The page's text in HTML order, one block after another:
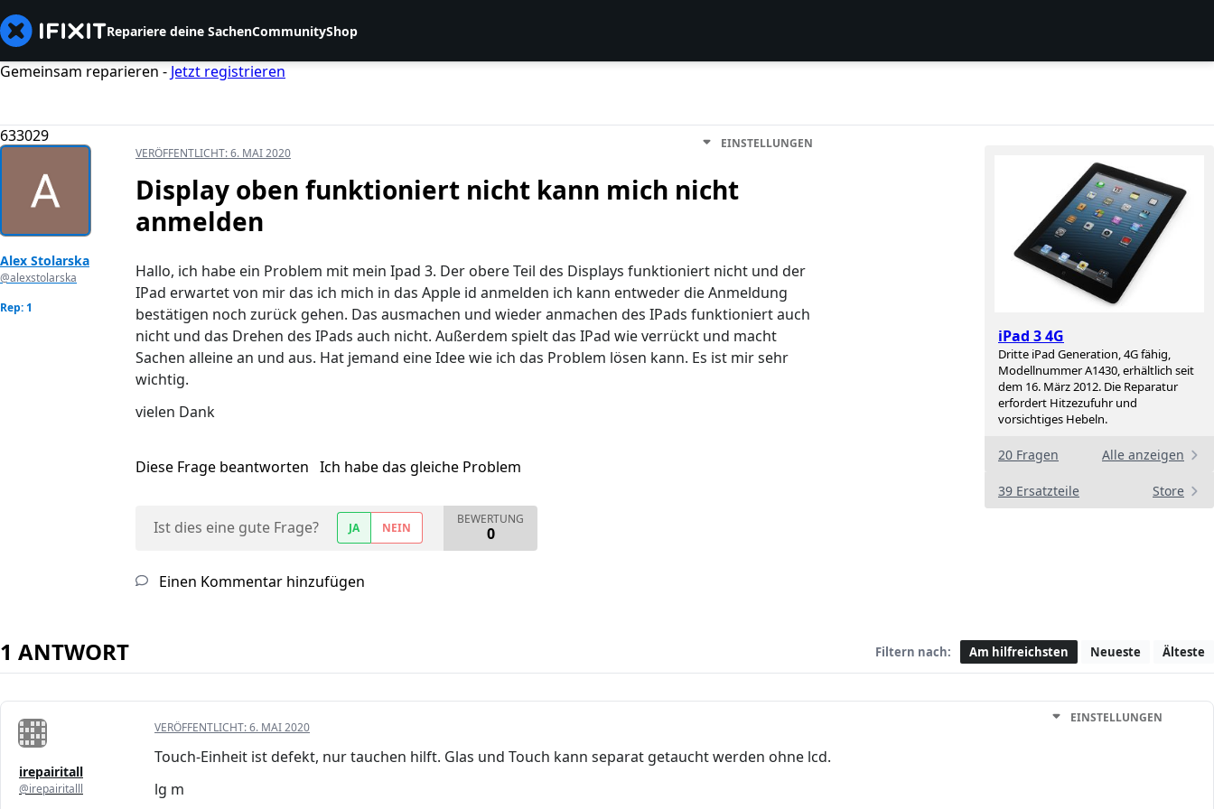
Repariere deine SachenCommunityShop
Gemeinsam reparieren - Jetzt registrieren
633029
iPad 3 4G
Dritte iPad Generation, 4G fähig,
Modellnummer A1430, erhältlich seit
dem 16. März 2012. Die Reparatur
erfordert Hitzezufuhr und
vorsichtiges Hebeln.
20 Fragen Alle anzeigen
39 Ersatzteile Store
Alex Stolarska
@alexstolarska
Rep: 1
VERÖFFENTLICHT:6. MAI 2020
EINSTELLUNGEN
Display oben funktioniert nicht kann mich nicht
anmelden
Hallo, ich habe ein Problem mit mein Ipad 3. Der obere Teil des Displays funktioniert nicht und der
IPad erwartet von mir das ich mich in das Apple id anmelden ich kann entweder die Anmeldung
bestätigen noch zurück gehen. Das ausmachen und wieder anmachen des IPads funktioniert auch
nicht und das Drehen des IPads auch nicht. Außerdem spielt das IPad wie verrückt und macht
Sachen alleine an und aus. Hat jemand eine Idee wie ich das Problem lösen kann. Es ist mir sehr
wichtig.
vielen Dank
Diese Frage beantworten Ich habe das gleiche Problem
Ist dies eine gute Frage? JA NEIN
BEWERTUNG
0
Einen Kommentar hinzufügen
1 ANTWORT Filtern nach: Am hilfreichsten Neueste Älteste
irepairitall
@irepairitalll
VERÖFFENTLICHT:6. MAI 2020
EINSTELLUNGEN
Touch-Einheit ist defekt, nur tauchen hilft. Glas und Touch kann separat getaucht werden ohne lcd.
lg m